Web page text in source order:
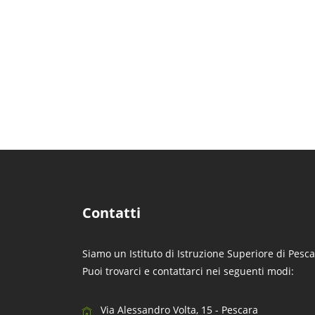
Contatti
Siamo un Istituto di Istruzione Superiore di
Puoi trovarci e contattarci nei seguenti modi:
Via Alessandro Volta, 15 - Pescara